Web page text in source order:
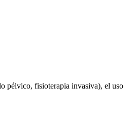
pélvico, fisioterapia invasiva), el uso